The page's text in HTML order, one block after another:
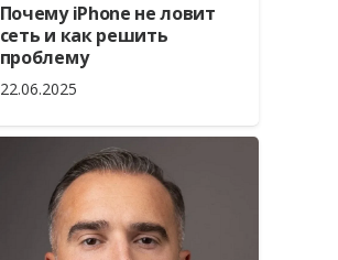
Почему iPhone не ловит
сеть и как решить
проблему
22.06.2025